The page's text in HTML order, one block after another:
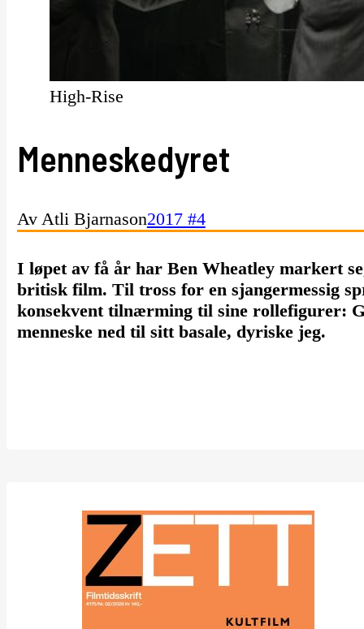
High-Rise
Menneskedyret
Av Atli Bjarnason2017 #4
I løpet av få år har Ben Wheatley markert
britisk film. Til tross for en sjangermessig
konsekvent tilnærming til sine rollefigurer:
menneske ned til sitt basale, dyriske jeg.